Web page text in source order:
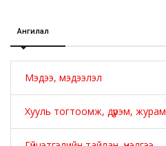
Ангилал
Мэдээ, мэдээлэл
Хууль тогтоомж, дүрэм, журам